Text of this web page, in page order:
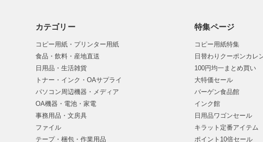
カテゴリー
コピー用紙・プリンター用紙
食品・飲料・産地直送
日用品・生活雑貨
トナー・インク・OAサプライ
パソコン周辺機器・メディア
OA機器・電池・家電
事務用品・文房具
ファイル
テープ・梱包・作業用品
特集ページ
コピー用紙特集
日替わりクーポンカレ
100円均一まとめ買い
大特価セール
バーゲン食品館
インク館
日用品ワゴンセール
キラット定番アイテム
ポイント10倍セール